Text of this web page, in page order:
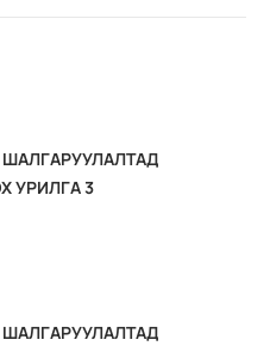
УРИЛГА 3